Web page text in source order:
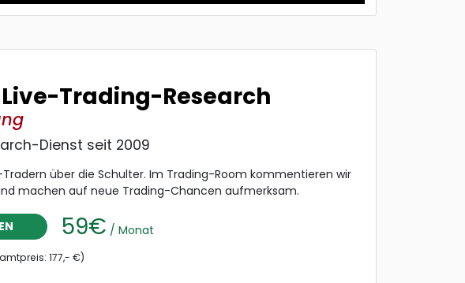
Trading-Research
Dienst seit 2009
über die Schulter. Im Trading-Room kommentieren wir
machen auf neue Trading-Chancen aufmerksam.
59€ / Monat
177,- €)